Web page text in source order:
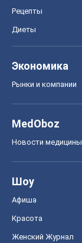
Рецепты
Диеты
Экономика
Рынки и компании
MedOboz
Новости медицины
Шоу
Афиша
Красота
Женский Журнал